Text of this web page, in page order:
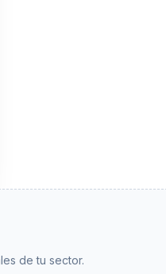
de tu sector.